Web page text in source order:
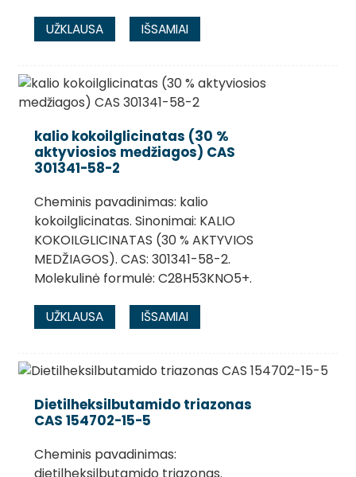
UŽKLAUSA IŠSAMIAI
kalio kokoilglicinatas (30 %
aktyviosios medžiagos) CAS
301341-58-2
Cheminis pavadinimas: kalio
kokoilglicinatas. Sinonimai: KALIO
KOKOILGLICINATAS (30 % AKTYVIOS
MEDŽIAGOS). CAS: 301341-58-2.
Molekulinė formulė: C28H53KNO5+.
UŽKLAUSA IŠSAMIAI
Dietilheksilbutamido triazonas
CAS 154702-15-5
Cheminis pavadinimas: